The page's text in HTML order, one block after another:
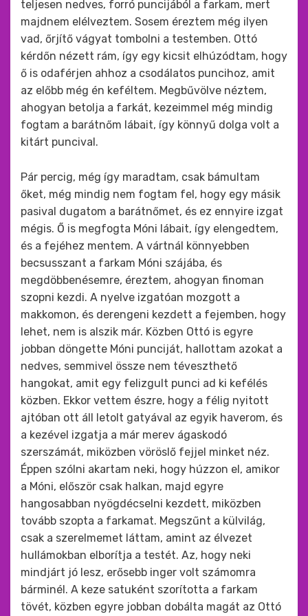
teljesen nedves, forró puncijából a farkam, mert
majdnem elélveztem. Sosem éreztem még ilyen
vad, őrjítő vágyat tombolni a testemben. Ottó
kérdőn nézett rám, így egy kicsit elhúzódtam, hogy
ő is odaférjen ahhoz a csodálatos puncihoz, amit
az előbb még én keféltem. Megbűvölve néztem,
ahogyan betolja a farkát, kezeimmel még mindig
fogtam a barátnőm lábait, így könnyű dolga volt a
kitárt puncival.
Pár percig, még így maradtam, csak bámultam
őket, még mindig nem fogtam fel, hogy egy másik
pasival dugatom a barátnőmet, és ez ennyire izgat
mégis. Ő is megfogta Móni lábait, így elengedtem,
és a fejéhez mentem. A vártnál könnyebben
becsusszant a farkam Móni szájába, és
megdöbbenésemre, éreztem, ahogyan finoman
szopni kezdi. A nyelve izgatóan mozgott a
makkomon, és derengeni kezdett a fejemben, hogy
lehet, nem is alszik már. Közben Ottó is egyre
jobban döngette Móni punciját, hallottam azokat a
nedves, semmivel össze nem téveszthető
hangokat, amit egy felizgult punci ad ki kefélés
közben. Ekkor vettem észre, hogy a félig nyitott
ajtóban ott áll letolt gatyával az egyik haverom, és
a kezével izgatja a már merev ágaskodó
szerszámát, miközben vöröslő fejjel minket néz.
Éppen szólni akartam neki, hogy húzzon el, amikor
a Móni, először csak halkan, majd egyre
hangosabban nyögdécselni kezdett, miközben
tovább szopta a farkamat. Megszűnt a külvilág,
csak a szerelmemet láttam, amint az élvezet
hullámokban elborítja a testét. Az, hogy neki
mindjárt jó lesz, erősebb inger volt számomra
bárminél. A keze satuként szorította a farkam
tövét, közben egyre jobban dobálta magát az Ottó